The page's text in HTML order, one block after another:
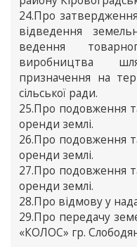
24.Про
відведення
ведення
виробництва
призначення на
сільської ради.
25.Про подовження
оренди землі.
26.Про подовження
оренди землі.
27.Про подовження
оренди землі.
28.Про відмову у
29.Про передачу
«КОЛОС» гр.